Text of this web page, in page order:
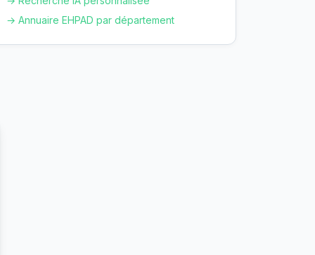
→ Annuaire EHPAD par département